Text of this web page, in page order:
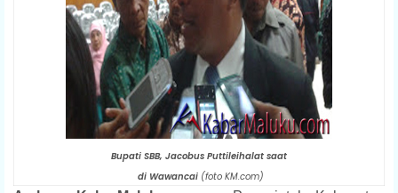
Bupati SBB, Jacobus Puttileihalat saat
di Wawancai (foto KM.com)